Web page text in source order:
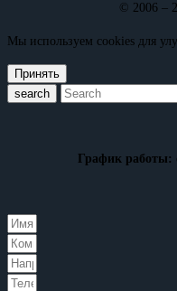
© 2006 –
Мы используем cookies для
Принять
search
График работы: